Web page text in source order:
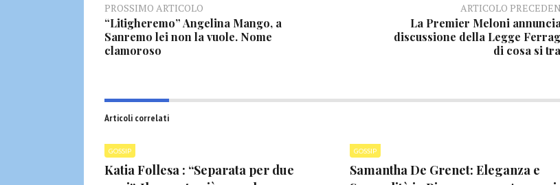
PROSSIMO ARTICOLO
“Litigheremo” Angelina Mango, a
Sanremo lei non la vuole. Nome
clamoroso
ARTICOLO
La Premier Meloni
discussione della Legge
di cosa si
Articoli correlati
GOSSIP
Katia Follesa : “Separata per due
GOSSIP
Samantha De Grenet: Eleganza e